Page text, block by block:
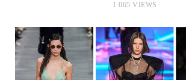
1 065 VIEWS